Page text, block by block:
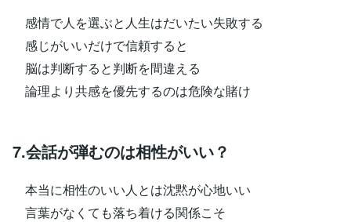
感情で人を選ぶと人生はだいたい失敗する
感じがいいだけで信頼すると
脳は判断すると判断を間違える
論理より共感を優先するのは危険な賭け
7.会話が弾むのは相性がいい？
本当に相性のいい人とは沈黙が心地いい
言葉がなくても落ち着ける関係こそ